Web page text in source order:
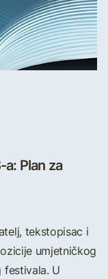
Plan za
tekstopisac i
umjetničkog
U